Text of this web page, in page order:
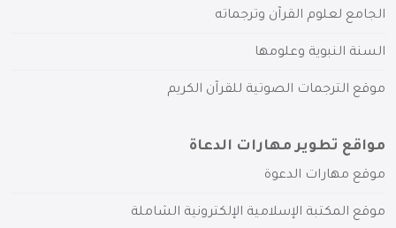
الجامع لعلوم القرآن وترجماته
السنة النبوية وعلومها
موقع الترجمات الصوتية للقرآن الكريم
مواقع تطوير مهارات الدعاة
موقع مهارات الدعوة
موقع المكتبة الإسلامية الإلكترونية الشاملة